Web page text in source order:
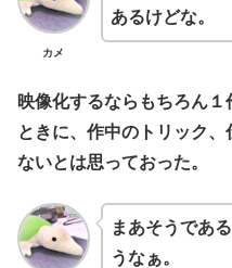
カメ
あるけどな。
映像化するならもちろん
ときに、作中のトリック
ないとは思っておった。
まあそうであ
うなぁ。